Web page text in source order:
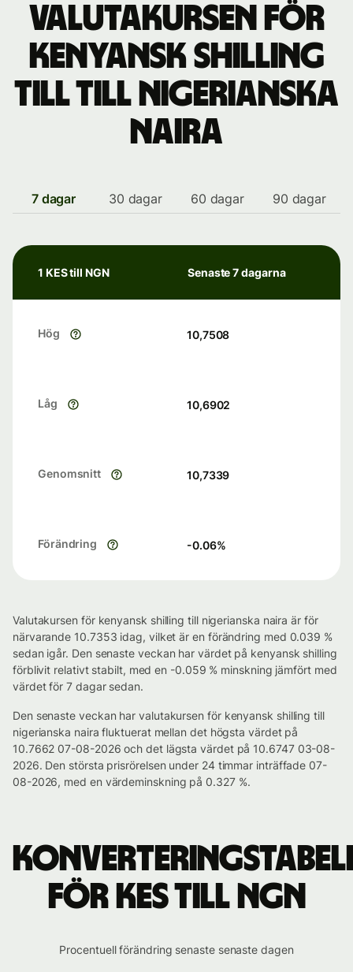
valutakursen för
kenyansk shilling
till till nigerianska
naira
7 dagar 30 dagar 60 dagar 90 dagar
1 KES till NGN Senaste 7 dagarna
Hög 10,7508
Låg 10,6902
Genomsnitt 10,7339
Förändring -0.06%
Valutakursen för kenyansk shilling till nigerianska naira är för
närvarande 10.7353 idag, vilket är en förändring med 0.039 %
sedan igår. Den senaste veckan har värdet på kenyansk shilling
förblivit relativt stabilt, med en -0.059 % minskning jämfört med
värdet för 7 dagar sedan.
Den senaste veckan har valutakursen för kenyansk shilling till
nigerianska naira fluktuerat mellan det högsta värdet på
10.7662 07-08-2026 och det lägsta värdet på 10.6747 03-08-
2026. Den största prisrörelsen under 24 timmar inträffade 07-
08-2026, med en värdeminskning på 0.327 %.
för KES till NGN
Procentuell förändring senaste senaste dagen